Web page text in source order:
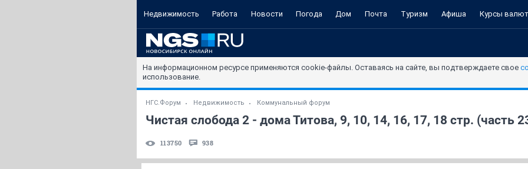
Недвижимость Работа Новости Погода Дом Почта Туризм Афиша Курсы валют
На информационном ресурсе применяются cookie-файлы. Оставаясь на сайте, вы подтверждаете свое
использование.
НГС.Форум Недвижимость Коммунальный форум
Чистая слобода 2 - дома Титова, 9, 10, 14, 16, 17, 18 стр. (часть
113750 938